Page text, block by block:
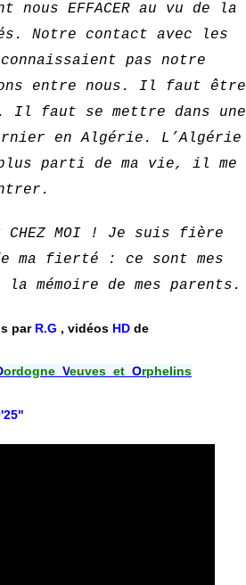
EFFACER au vu de la
Notre contact avec les
pas notre
entre nous. Il faut être
Il faut se mettre dans une
en Algérie. L’Algérie
parti de ma vie, il me
CHEZ MOI ! Je suis fière
ma fierté : ce sont mes
mémoire de mes parents.
par R.G , vidéosHD de
ordogne Veuves et Orphelins